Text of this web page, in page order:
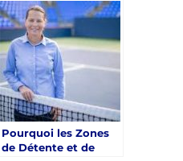
pour l’entretien des
courts de tennis à
Mougins ?
Pourquoi les Zones
de Détente et de